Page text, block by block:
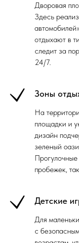
Дворовая
Здесь
отдыхают в
следит за
24/7.
Зоны
На
площадки и
дизайн
зеленый
Прогулочные
пробежек,
Детские
Для
с